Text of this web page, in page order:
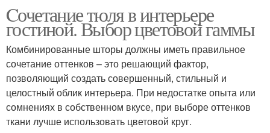
Cочетание тюля в интерьере
гостиной. Выбор цветовой гаммы
Комбинированные шторы должны иметь правильное
сочетание оттенков – это решающий фактор,
позволяющий создать совершенный, стильный и
целостный облик интерьера. При недостатке опыта или
сомнениях в собственном вкусе, при выборе оттенков
ткани лучше использовать цветовой круг.